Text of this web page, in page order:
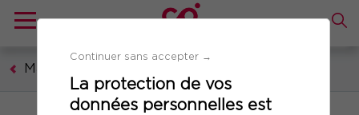
Continuer sans accepter →
La protection de vos
données personnelles est
Management et leadership